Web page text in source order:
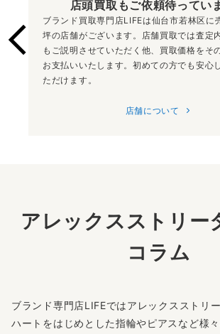
店頭買取も ご依頼待ってい
ブランド買取専門店LIFEは仙台市若林区に
坪の店舗がございます。店舗買取では査定
もご説明させていただく他、買取価格をそ
お支払いいたします。初めての方でも安心
ただけます。
店舗について
アレックスストリー
コラム
ブランド専門店LIFEではアレックスストリ
ハートをはじめとした指輪やピアスなど様